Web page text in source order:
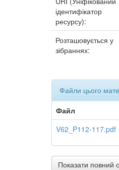
ідентифікатор
ресурсу):
Розташовується у
зібраннях:
Файли цього
Файл
V62_P112-117.pdf
Показати повний